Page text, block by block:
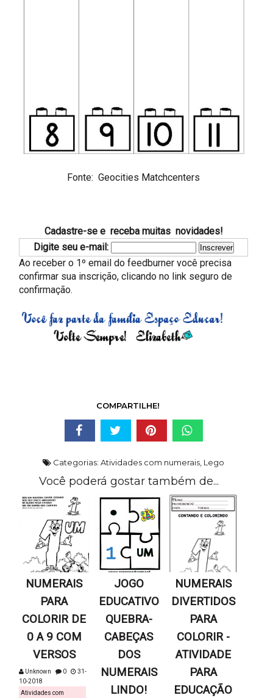
Fonte: Geocities Matchcenters
Cadastre-se e receba muitas novidades!
Digite seu e-mail:
Ao receber o 1º email do feedburner você precisa
confirmar sua inscrição, clicando no link seguro de
confirmação.
COMPARTILHE!
Categorias:Atividades com numerais Lego
Você poderá gostar também de...
NUMERAIS
PARA
COLORIR DE
0 A 9 COM
VERSOS
Unknown 0
31-
10-2018
Atividades com
JOGO
EDUCATIVO
QUEBRA-
CABEÇAS
DOS
NUMERAIS
LINDO!
NUMERAIS
DIVERTIDOS
PARA
COLORIR -
ATIVIDADE
PARA
EDUCAÇÃO